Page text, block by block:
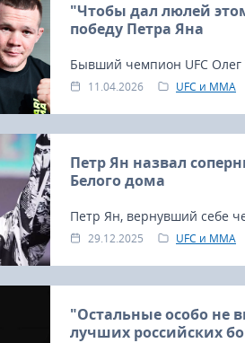
"Чтобы дал люлей
победу Петра Яна
Бывший чемпион UFC
какие поединки вызывают
11.04.2026 UFC и MMA
Петр Ян назвал
Белого дома
Петр Ян, вернувший себе
намерен в следующем бою
сильнейшей лиге мира.
29.12.2025 UFC и MMA
"Остальные особо не
лучших российских
2026